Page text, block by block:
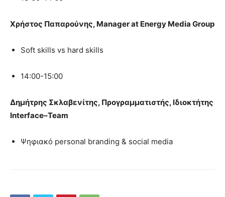
Χρήστος Παπαρούνης, Μanager at Energy Media Group
Soft skills vs hard skills
14:00-15:00
Δημήτρης Σκλαβενίτης, Προγραμματιστής, Ιδιοκτήτης
Interface–Team
Ψηφιακό personal branding & social media